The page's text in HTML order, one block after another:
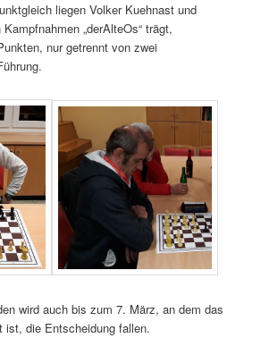
liegen Volker Kuehnast und
„derAlteOs“ trägt,
nur getrennt von zwei
wird auch bis zum 7. März, an dem das
ist, die Entscheidung fallen.